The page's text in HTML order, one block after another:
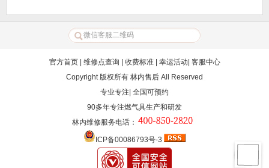
官方首页| 维修点查询 | 收费标准| 幸运活动| 客服中心
Copyright 版权所有 林内售后 All Reserved
专业专注| 全国可预约
90多年专注燃气具生产和研发
林内维修服务电话 ：
ICP备00086793号-3